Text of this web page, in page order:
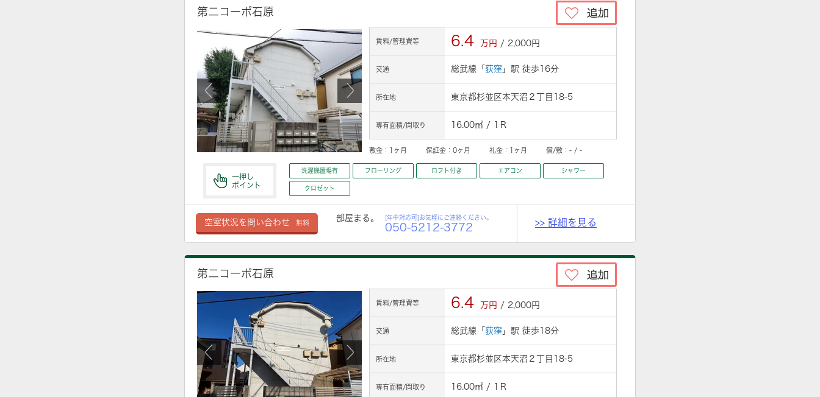
第二コーポ石原
賃料/管理費等 6.4 万円 / 2,000円
交通 総武線「 荻窪 」駅 徒歩16分
所在地 東京都杉並区本天沼２丁目18-5
専有面積/間取り 16.00㎡ / 1Ｒ
敷金： 1ヶ月 保証金： 0ヶ月 礼金： 1ヶ月 償/敷： - / -
一押し
ポイント
洗濯機置場有 フローリング ロフト付き エアコン シャワー
クロゼット
空室状況を問い合わせ 無料
部屋まる。 [年中対応可]お気軽にご連絡ください。
050-5212-3772 >> 詳細を見る
第二コーポ石原
賃料/管理費等 6.4 万円 / 2,000円
交通 総武線「 荻窪 」駅 徒歩18分
所在地 東京都杉並区本天沼２丁目18-5
専有面積/間取り 16.00㎡ / 1Ｒ